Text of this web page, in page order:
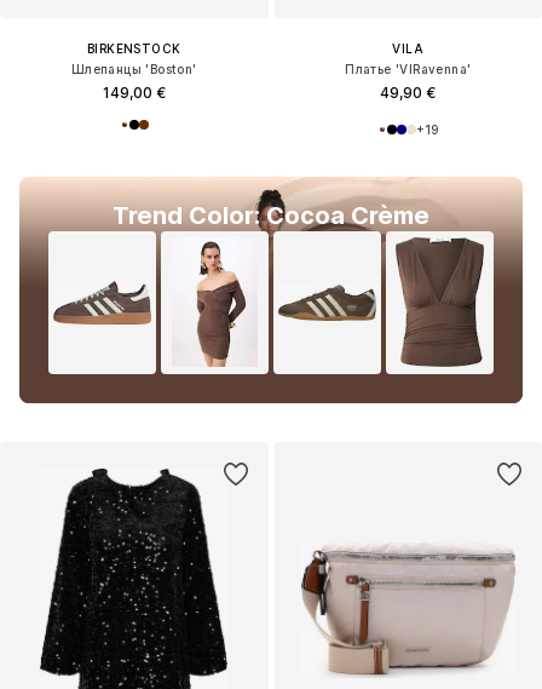
BIRKENSTOCK
Шлепанцы 'Boston'
149,00 €
Trend Color: Cocoa Crème
VILA
Платье 'VIRavenna'
49,90 €
+19